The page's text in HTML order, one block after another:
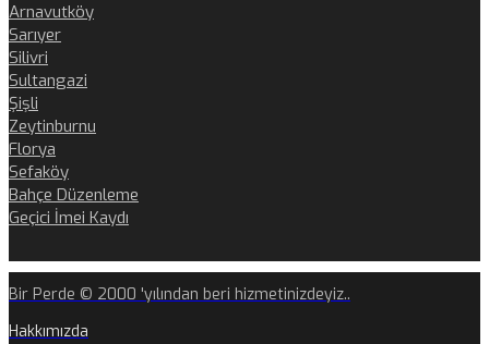
Arnavutköy
Sarıyer
Silivri
Sultangazi
Şişli
Zeytinburnu
Florya
Sefaköy
Bahçe Düzenleme
Geçici İmei Kaydı
Bir Perde © 2000 'yılından beri hizmetinizdeyiz..
Hakkımızda